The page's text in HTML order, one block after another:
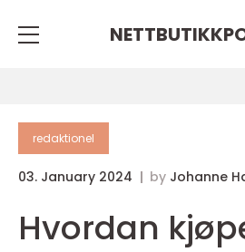
redaktionel
03. January 2024 by Johanne
Hvordan